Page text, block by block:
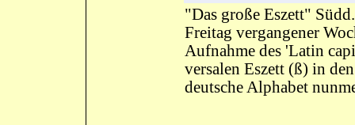
"Das große Eszett"
Freitag vergangener
Aufnahme des 'Latin
versalen Eszett (ß) in
deutsche Alphabet